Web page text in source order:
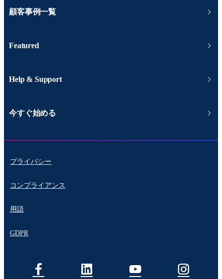
顧客事例一覧
Featured
Help & Support
今すぐ始める
プライバシー
コンプライアンス
用語
GDPR